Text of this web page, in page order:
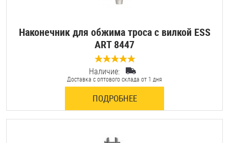
Наконечник для обжима троса с вилкой ESS
ART 8447
0 отзывов
Наличие:
Доставка с оптового склада от 1 дня
ПОДРОБНЕЕ